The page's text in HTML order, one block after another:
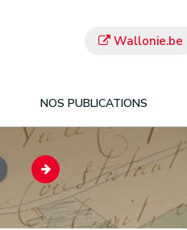
Wallonie.be
NOS PUBLICATIONS